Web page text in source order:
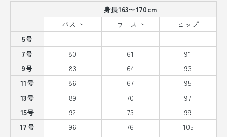
身長163〜170cm
バスト
ウエスト
ヒップ
5号
- -
-
7号
80 61
91
9号
83 64
93
11号
86 67
95
13号
89 70
97
15号
92 73
99
17号
96 76
105